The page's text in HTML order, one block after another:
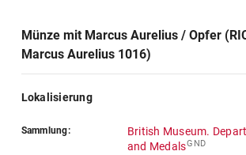
Münze mit Marcus Aurelius / Opfer
Marcus Aurelius 1016)
Lokalisierung
Sammlung:
British Museum.
and MedalsGND